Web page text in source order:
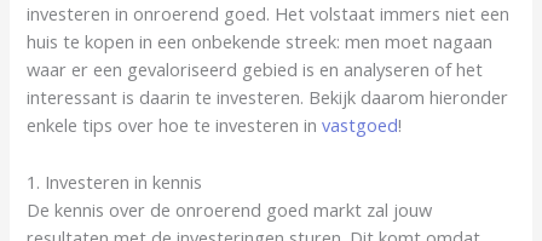
investeren in onroerend goed. Het volstaat immers niet een
huis te kopen in een onbekende streek: men moet nagaan
waar er een gevaloriseerd gebied is en analyseren of het
interessant is daarin te investeren. Bekijk daarom hieronder
enkele tips over hoe te investeren invastgoed!
1. Investeren in kennis
De kennis over de onroerend goed markt zal jouw